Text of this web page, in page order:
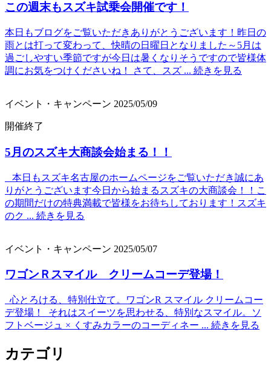
この週末もスズキ試乗会開催です！
本日もブログをご覧いただきありがとうございます！昨日の
雨とは打って変わって、快晴の日曜日となりました～5月は
過ごしやすい季節ですが今日は暑くなりそうですので皆様体
調にお気をつけくださいね！ さて、スズ ... 続きを見る
イベント・キャンペーン 2025/05/09
開催終了
5月のスズキ大商談会始まる！！
本日もスズキ名古屋のホームページをご覧いただき誠にあ
りがとうございます今日から始まるスズキの大商談会！！こ
の期間だけの特典満載で皆様をお待ちしております！スズキ
のク ... 続きを見る
イベント・キャンペーン 2025/05/07
ワゴンＲスマイル クリームコーデ登場！
心とろける、特別仕立て。ワゴンR スマイル クリームコー
デ登場！ それはスイーツを思わせる、特別なスマイル。ソ
フトベージュ × くすみカラーのコーディネー ... 続きを見る
カテゴリ